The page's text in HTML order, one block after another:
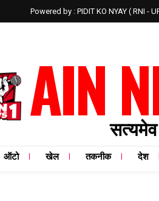
Powered by : PIDIT KO NYAY ( RNI -
AIN
ऑटो खेल तकनीक देश